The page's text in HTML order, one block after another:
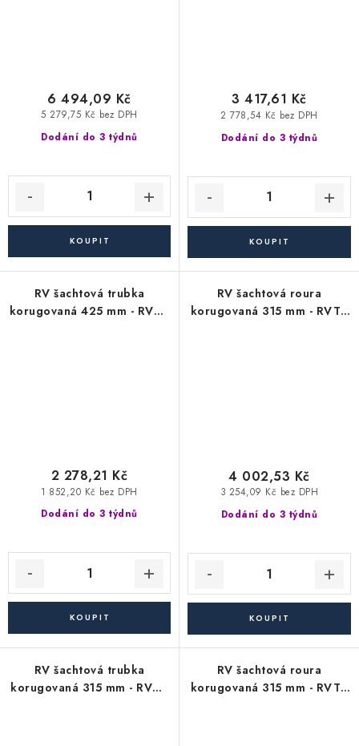
Dodání do 3 týdnů
5 279,75 Kč bez DPH
6 494,09 Kč
Dodání do 3 týdnů
2 778,54 Kč bez DPH
3 417,61 Kč
RV šachtová trubka
korugovaná 425 mm - RVT -
Dodání do 3 týdnů
1 852,20 Kč bez DPH
2 278,21 Kč
RV šachtová roura
korugovaná 315 mm - RVT -
Dodání do 3 týdnů
3 254,09 Kč bez DPH
4 002,53 Kč
RV šachtová trubka
korugovaná 315 mm - RVT -
RV šachtová roura
korugovaná 315 mm - RVT -